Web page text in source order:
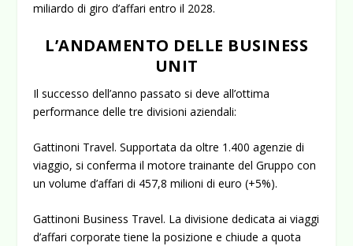
miliardo di giro d’affari entro il 2028.
L’ANDAMENTO DELLE BUSINESS
UNIT
Il successo dell’anno passato si deve all’ottima
performance delle tre divisioni aziendali:
Gattinoni Travel.Supportata da oltre 1.400 agenzie di
viaggio, si conferma il motore trainante del Gruppo con
un volume d’affari di 457,8 milioni di euro (+5%).
Gattinoni Business Travel. La divisione dedicata ai viaggi
d’affari corporate tiene la posizione e chiude a quota